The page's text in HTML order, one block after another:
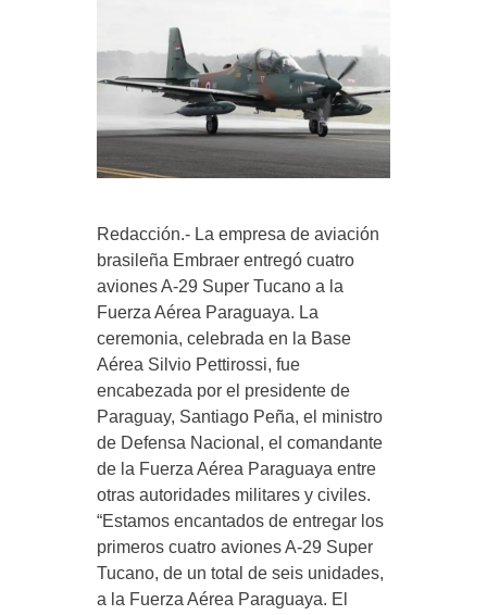
Redacción.- La empresa de aviación
brasileña Embraer entregó cuatro
aviones A-29 Super Tucano a la
Fuerza Aérea Paraguaya. La
ceremonia, celebrada en la Base
Aérea Silvio Pettirossi, fue
encabezada por el presidente de
Paraguay, Santiago Peña, el ministro
de Defensa Nacional, el comandante
de la Fuerza Aérea Paraguaya entre
otras autoridades militares y civiles.
“Estamos encantados de entregar los
primeros cuatro aviones A-29 Super
Tucano, de un total de seis unidades,
a la Fuerza Aérea Paraguaya. El